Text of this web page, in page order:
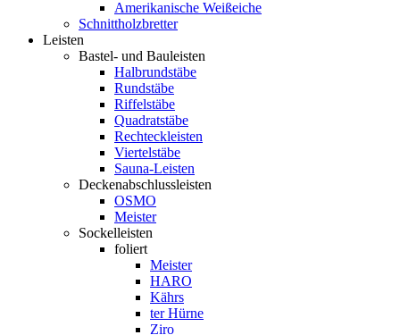
Amerikanische Weißeiche
Schnittholzbretter
Leisten
Bastel- und Bauleisten
Halbrundstäbe
Rundstäbe
Riffelstäbe
Quadratstäbe
Rechteckleisten
Viertelstäbe
Sauna-Leisten
Deckenabschlussleisten
OSMO
Meister
Sockelleisten
foliert
Meister
HARO
Kährs
ter Hürne
Ziro